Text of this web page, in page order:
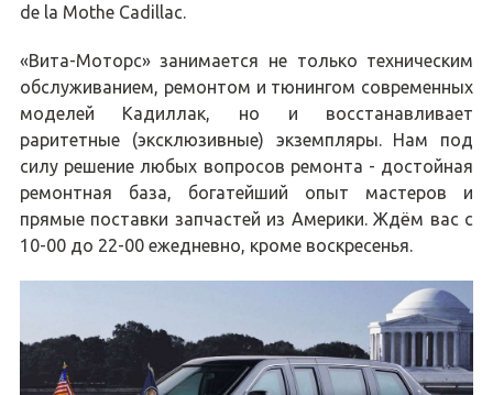
de la Mothe Cadillac.
«Вита-Моторс» занимается не только техническим
обслуживанием, ремонтом и тюнингом современных
моделей Кадиллак, но и восстанавливает
раритетные (эксклюзивные) экземпляры. Нам под
силу решение любых вопросов ремонта - достойная
ремонтная база, богатейший опыт мастеров и
прямые поставки запчастей из Америки. Ждём вас с
10-00 до 22-00 ежедневно, кроме воскресенья.